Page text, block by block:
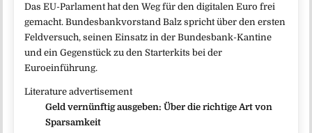
Das EU-Parlament hat den Weg für den digitalen Euro frei
gemacht. Bundesbankvorstand Balz spricht über den ersten
Feldversuch, seinen Einsatz in der Bundesbank-Kantine
und ein Gegenstück zu den Starterkits bei der
Euroeinführung.
Literature advertisement
Geld vernünftig ausgeben: Über die richtige Art von
Sparsamkeit